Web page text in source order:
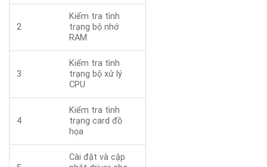
2
Kiểm tra tình
trạng bộ nhớ
RAM
3
Kiểm tra tình
trạng bộ xử lý
CPU
4
Kiểm tra tình
trạng card đồ
họa
Cài đặt và cập